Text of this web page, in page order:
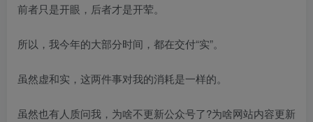
前者只是开眼，后者才是开荤。
所以，我今年的大部分时间，都在交付“实”。
虽然虚和实，这两件事对我的消耗是一样的。
虽然也有人质问我，为啥不更新公众号了?为啥网站内容更新